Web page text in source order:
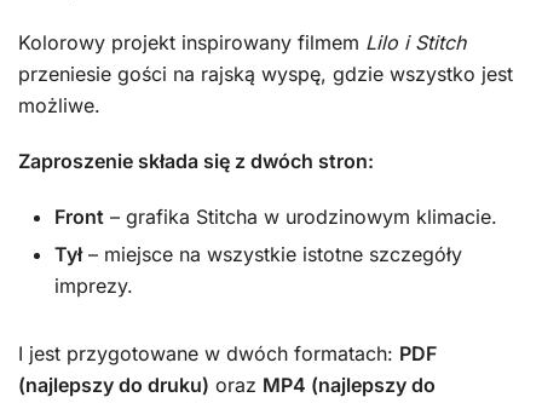
Kolorowy projekt inspirowany filmem Lilo i Stitch
przeniesie gości na rajską wyspę, gdzie wszystko jest
możliwe.
Zaproszenie składa się z dwóch stron:
Front – grafika Stitcha w urodzinowym klimacie.
Tył– miejsce na wszystkie istotne szczegóły
imprezy.
I jest przygotowane w dwóch formatach: PDF
(najlepszy do druku) oraz MP4 (najlepszy do